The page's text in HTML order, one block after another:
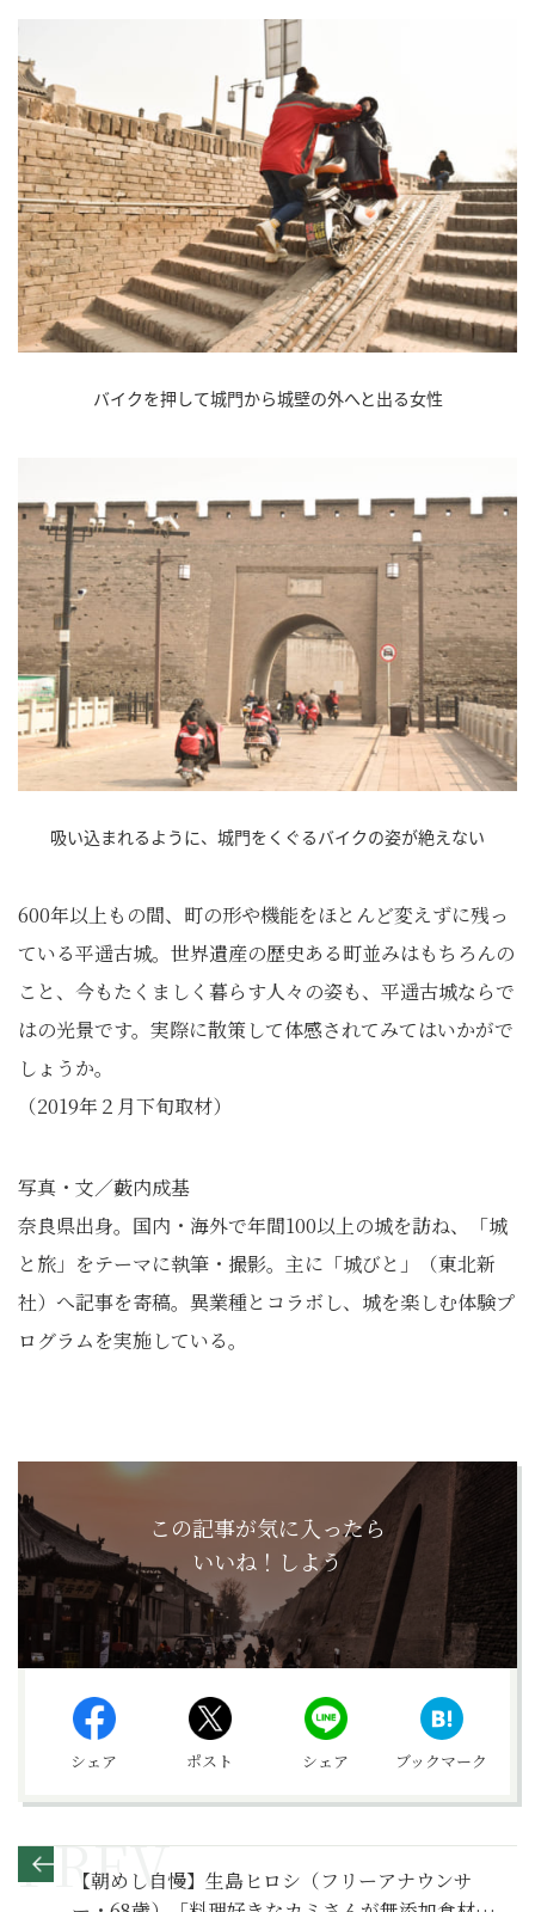
バイクを押して城門から城壁の外へと出る女性
吸い込まれるように、城門をくぐるバイクの姿が絶えない
600年以上もの間、町の形や機能をほとんど変えずに残っ
ている平遥古城。世界遺産の歴史ある町並みはもちろんの
こと、今もたくましく暮らす人々の姿も、平遥古城ならで
はの光景です。実際に散策して体感されてみてはいかがで
しょうか。
（2019年２月下旬取材）
写真・文／藪内成基
奈良県出身。国内・海外で年間100以上の城を訪ね、「城
と旅」をテーマに執筆・撮影。主に「城びと」（東北新
社）へ記事を寄稿。異業種とコラボし、城を楽しむ体験プ
ログラムを実施している。
この記事が気に入ったら
いいね！しよう
シェア ポスト シェア ブックマーク
【朝めし自慢】生島ヒロシ（フリーアナウンサ